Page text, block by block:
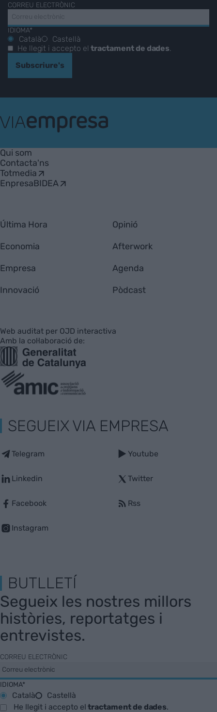
CORREU ELECTRÒNIC
IDIOMA*
Català
Castellà
He llegit i accepto eltractament de dades.
Subscriure's
Empresa
Qui som
Contacta'ns
Totmedia
EnpresaBIDEA
Última Hora
Economia
Empresa
Innovació
Opinió
Afterwork
Agenda
Pòdcast
Web auditat per OJD interactiva
Amb la col·laboració de:
SEGUEIX VIA EMPRESA
Telegram
Linkedin
Facebook
Instagram
Youtube
Twitter
Rss
BUTLLETÍ
Segueix les nostres millors
històries, reportatges i
entrevistes.
CORREU ELECTRÒNIC
IDIOMA*
Català
Castellà
He llegit i accepto eltractament de dades.